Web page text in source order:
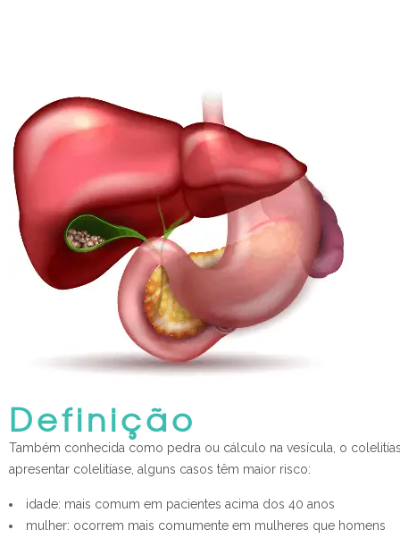
Definição
Também conhecida como pedra ou cálculo na vesícula, o
apresentar colelitíase, alguns casos têm maior risco:
idade: mais comum em pacientes acima dos 40 anos
mulher: ocorrem mais comumente em mulheres que homens